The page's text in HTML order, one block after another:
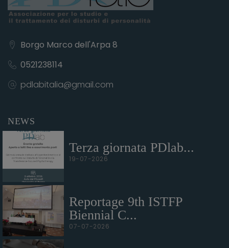
Borgo Marco dell'Arpa 8
0521238114
pdlabitalia@gmail.com
NEWS
Terza giornata PDlab...
19-07-2026
Reportage 9th ISTFP
Biennial C...
07-07-2026